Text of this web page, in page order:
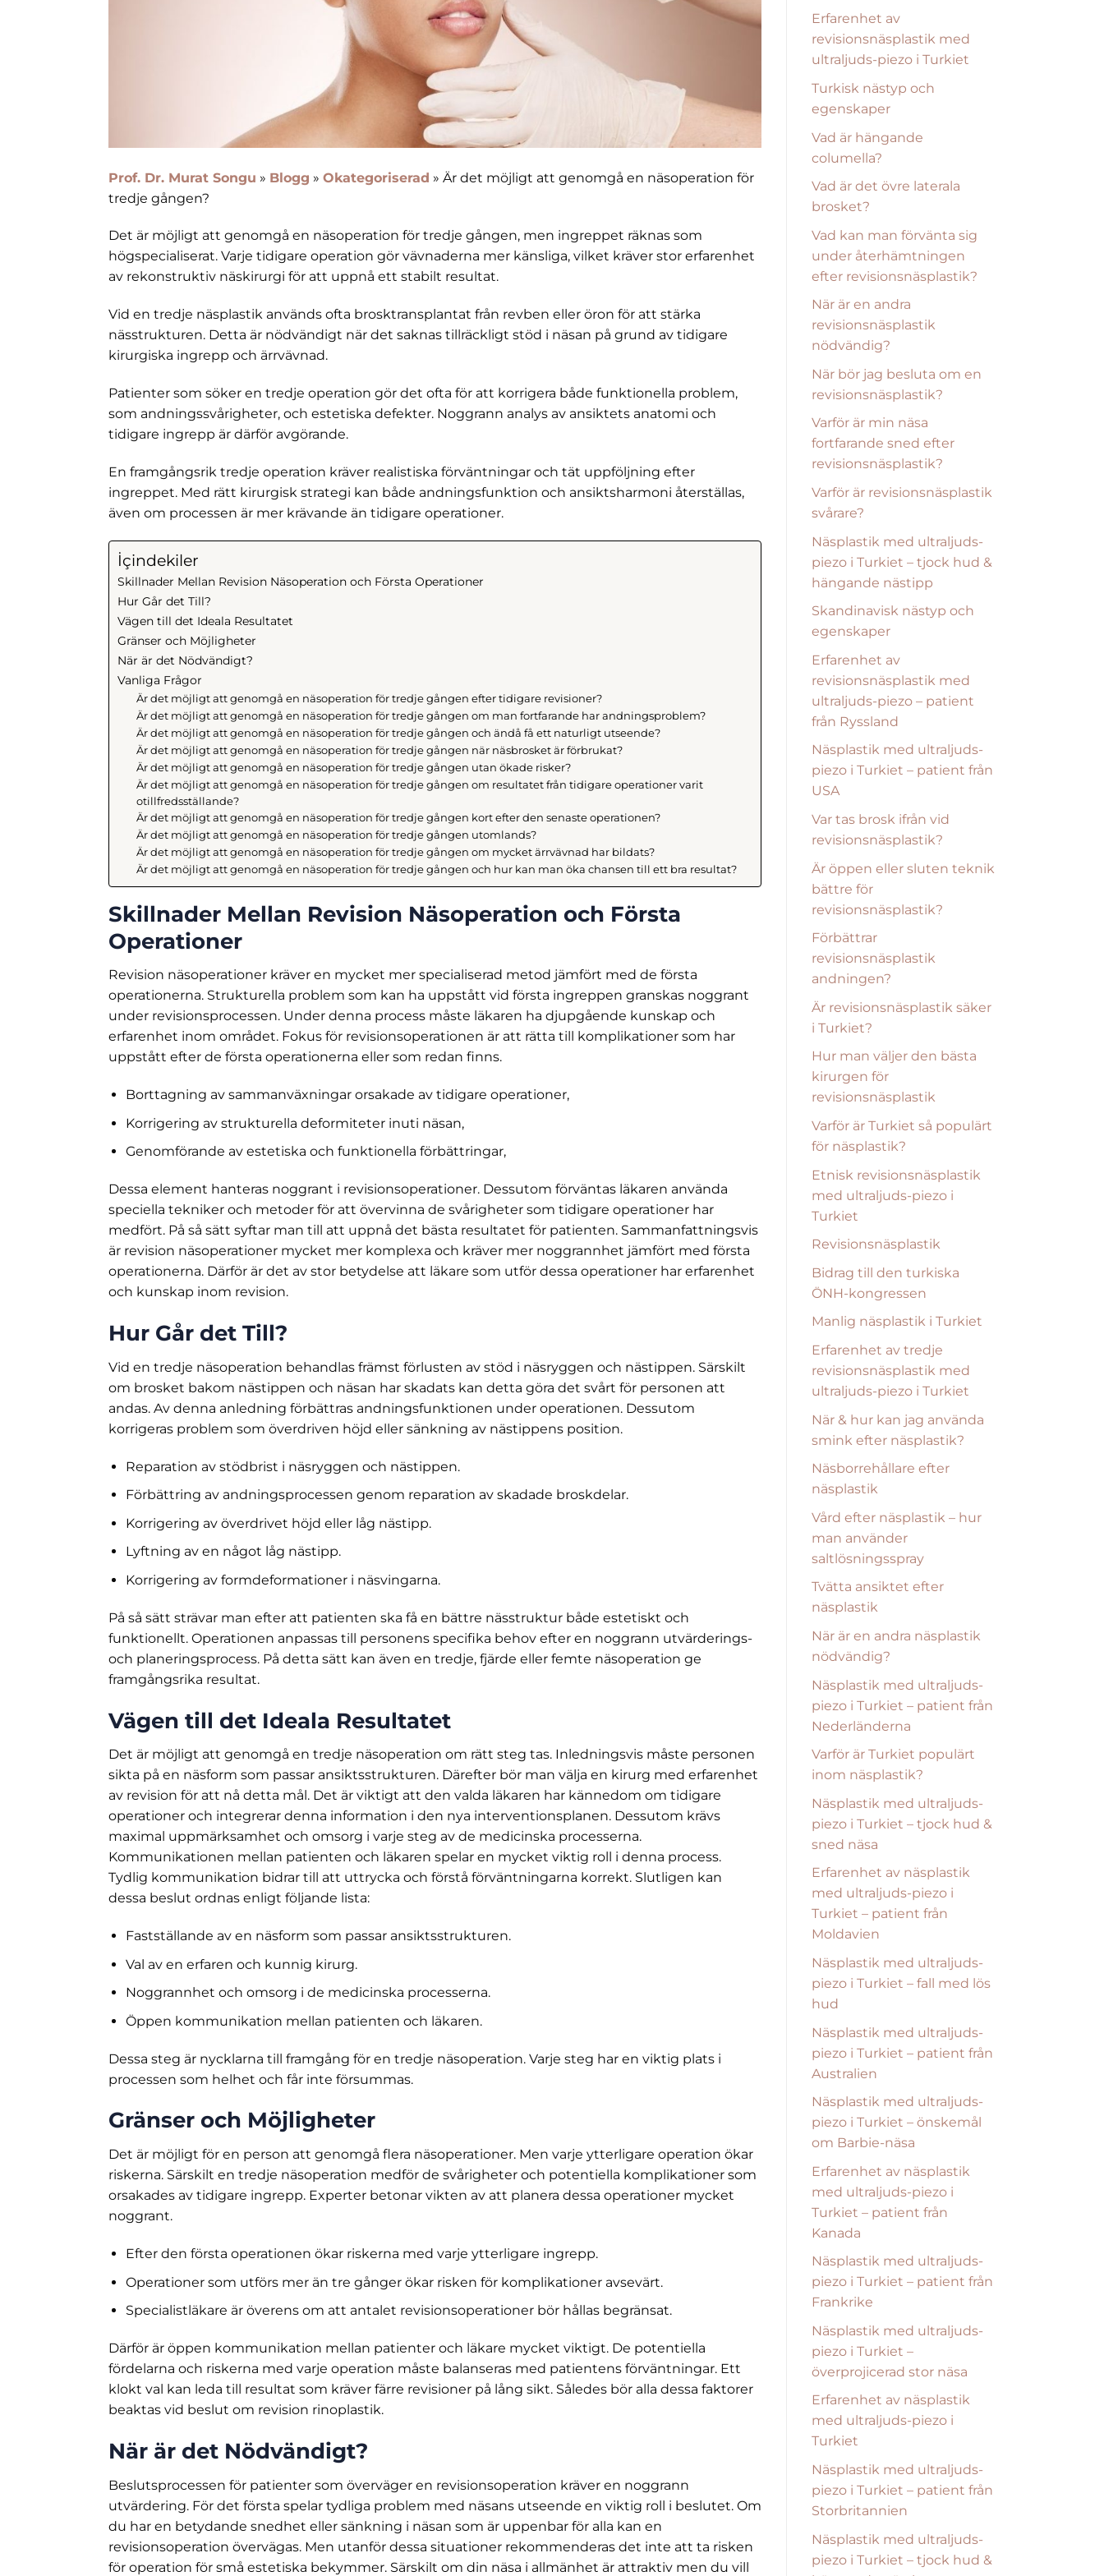
Prof. Dr. Murat Songu » Blogg » Okategoriserad » Är det möjligt att genomgå en näsoperation för
tredje gången?
Det är möjligt att genomgå en näsoperation för tredje gången, men ingreppet räknas som
högspecialiserat. Varje tidigare operation gör vävnaderna mer känsliga, vilket kräver stor erfarenhet
av rekonstruktiv näskirurgi för att uppnå ett stabilt resultat.
Vid en tredje näsplastik används ofta brosktransplantat från revben eller öron för att stärka
nässtrukturen. Detta är nödvändigt när det saknas tillräckligt stöd i näsan på grund av tidigare
kirurgiska ingrepp och ärrvävnad.
Patienter som söker en tredje operation gör det ofta för att korrigera både funktionella problem,
som andningssvårigheter, och estetiska defekter. Noggrann analys av ansiktets anatomi och
tidigare ingrepp är därför avgörande.
En framgångsrik tredje operation kräver realistiska förväntningar och tät uppföljning efter
ingreppet. Med rätt kirurgisk strategi kan både andningsfunktion och ansiktsharmoni återställas,
även om processen är mer krävande än tidigare operationer.
İçindekiler
Skillnader Mellan Revision Näsoperation och Första Operationer
Hur Går det Till?
Vägen till det Ideala Resultatet
Gränser och Möjligheter
När är det Nödvändigt?
Vanliga Frågor
Är det möjligt att genomgå en näsoperation för tredje gången efter tidigare revisioner?
Är det möjligt att genomgå en näsoperation för tredje gången om man fortfarande har andningsproblem?
Är det möjligt att genomgå en näsoperation för tredje gången och ändå få ett naturligt utseende?
Är det möjligt att genomgå en näsoperation för tredje gången när näsbrosket är förbrukat?
Är det möjligt att genomgå en näsoperation för tredje gången utan ökade risker?
Är det möjligt att genomgå en näsoperation för tredje gången om resultatet från tidigare operationer varit
otillfredsställande?
Är det möjligt att genomgå en näsoperation för tredje gången kort efter den senaste operationen?
Är det möjligt att genomgå en näsoperation för tredje gången utomlands?
Är det möjligt att genomgå en näsoperation för tredje gången om mycket ärrvävnad har bildats?
Är det möjligt att genomgå en näsoperation för tredje gången och hur kan man öka chansen till ett bra resultat?
Skillnader Mellan Revision Näsoperation och Första
Operationer
Revision näsoperationer kräver en mycket mer specialiserad metod jämfört med de första
operationerna. Strukturella problem som kan ha uppstått vid första ingreppen granskas noggrant
under revisionsprocessen. Under denna process måste läkaren ha djupgående kunskap och
erfarenhet inom området. Fokus för revisionsoperationen är att rätta till komplikationer som har
uppstått efter de första operationerna eller som redan finns.
Borttagning av sammanväxningar orsakade av tidigare operationer,
Korrigering av strukturella deformiteter inuti näsan,
Genomförande av estetiska och funktionella förbättringar,
Dessa element hanteras noggrant i revisionsoperationer. Dessutom förväntas läkaren använda
speciella tekniker och metoder för att övervinna de svårigheter som tidigare operationer har
medfört. På så sätt syftar man till att uppnå det bästa resultatet för patienten. Sammanfattningsvis
är revision näsoperationer mycket mer komplexa och kräver mer noggrannhet jämfört med första
operationerna. Därför är det av stor betydelse att läkare som utför dessa operationer har erfarenhet
och kunskap inom revision.
Hur Går det Till?
Vid en tredje näsoperation behandlas främst förlusten av stöd i näsryggen och nästippen. Särskilt
om brosket bakom nästippen och näsan har skadats kan detta göra det svårt för personen att
andas. Av denna anledning förbättras andningsfunktionen under operationen. Dessutom
korrigeras problem som överdriven höjd eller sänkning av nästippens position.
Reparation av stödbrist i näsryggen och nästippen.
Förbättring av andningsprocessen genom reparation av skadade broskdelar.
Korrigering av överdrivet höjd eller låg nästipp.
Lyftning av en något låg nästipp.
Korrigering av formdeformationer i näsvingarna.
På så sätt strävar man efter att patienten ska få en bättre nässtruktur både estetiskt och
funktionellt. Operationen anpassas till personens specifika behov efter en noggrann utvärderings-
och planeringsprocess. På detta sätt kan även en tredje, fjärde eller femte näsoperation ge
framgångsrika resultat.
Vägen till det Ideala Resultatet
Det är möjligt att genomgå en tredje näsoperation om rätt steg tas. Inledningsvis måste personen
sikta på en näsform som passar ansiktsstrukturen. Därefter bör man välja en kirurg med erfarenhet
av revision för att nå detta mål. Det är viktigt att den valda läkaren har kännedom om tidigare
operationer och integrerar denna information i den nya interventionsplanen. Dessutom krävs
maximal uppmärksamhet och omsorg i varje steg av de medicinska processerna.
Kommunikationen mellan patienten och läkaren spelar en mycket viktig roll i denna process.
Tydlig kommunikation bidrar till att uttrycka och förstå förväntningarna korrekt. Slutligen kan
dessa beslut ordnas enligt följande lista:
Fastställande av en näsform som passar ansiktsstrukturen.
Val av en erfaren och kunnig kirurg.
Noggrannhet och omsorg i de medicinska processerna.
Öppen kommunikation mellan patienten och läkaren.
Dessa steg är nycklarna till framgång för en tredje näsoperation. Varje steg har en viktig plats i
processen som helhet och får inte försummas.
Gränser och Möjligheter
Det är möjligt för en person att genomgå flera näsoperationer. Men varje ytterligare operation ökar
riskerna. Särskilt en tredje näsoperation medför de svårigheter och potentiella komplikationer som
orsakades av tidigare ingrepp. Experter betonar vikten av att planera dessa operationer mycket
noggrant.
Efter den första operationen ökar riskerna med varje ytterligare ingrepp.
Operationer som utförs mer än tre gånger ökar risken för komplikationer avsevärt.
Specialistläkare är överens om att antalet revisionsoperationer bör hållas begränsat.
Därför är öppen kommunikation mellan patienter och läkare mycket viktigt. De potentiella
fördelarna och riskerna med varje operation måste balanseras med patientens förväntningar. Ett
klokt val kan leda till resultat som kräver färre revisioner på lång sikt. Således bör alla dessa faktorer
beaktas vid beslut om revision rinoplastik.
När är det Nödvändigt?
Beslutsprocessen för patienter som överväger en revisionsoperation kräver en noggrann
utvärdering. För det första spelar tydliga problem med näsans utseende en viktig roll i beslutet. Om
du har en betydande snedhet eller sänkning i näsan som är uppenbar för alla kan en
revisionsoperation övervägas. Men utanför dessa situationer rekommenderas det inte att ta risken
för operation för små estetiska bekymmer. Särskilt om din näsa i allmänhet är attraktiv men du vill
Erfarenhet av
revisionsnäsplastik med
ultraljuds-piezo i Turkiet
Turkisk nästyp och
egenskaper
Vad är hängande
columella?
Vad är det övre laterala
brosket?
Vad kan man förvänta sig
under återhämtningen
efter revisionsnäsplastik?
När är en andra
revisionsnäsplastik
nödvändig?
När bör jag besluta om en
revisionsnäsplastik?
Varför är min näsa
fortfarande sned efter
revisionsnäsplastik?
Varför är revisionsnäsplastik
svårare?
Näsplastik med ultraljuds-
piezo i Turkiet – tjock hud &
hängande nästipp
Skandinavisk nästyp och
egenskaper
Erfarenhet av
revisionsnäsplastik med
ultraljuds-piezo – patient
från Ryssland
Näsplastik med ultraljuds-
piezo i Turkiet – patient från
USA
Var tas brosk ifrån vid
revisionsnäsplastik?
Är öppen eller sluten teknik
bättre för
revisionsnäsplastik?
Förbättrar
revisionsnäsplastik
andningen?
Är revisionsnäsplastik säker
i Turkiet?
Hur man väljer den bästa
kirurgen för
revisionsnäsplastik
Varför är Turkiet så populärt
för näsplastik?
Etnisk revisionsnäsplastik
med ultraljuds-piezo i
Turkiet
Revisionsnäsplastik
Bidrag till den turkiska
ÖNH-kongressen
Manlig näsplastik i Turkiet
Erfarenhet av tredje
revisionsnäsplastik med
ultraljuds-piezo i Turkiet
När & hur kan jag använda
smink efter näsplastik?
Näsborrehållare efter
näsplastik
Vård efter näsplastik – hur
man använder
saltlösningsspray
Tvätta ansiktet efter
näsplastik
När är en andra näsplastik
nödvändig?
Näsplastik med ultraljuds-
piezo i Turkiet – patient från
Nederländerna
Varför är Turkiet populärt
inom näsplastik?
Näsplastik med ultraljuds-
piezo i Turkiet – tjock hud &
sned näsa
Erfarenhet av näsplastik
med ultraljuds-piezo i
Turkiet – patient från
Moldavien
Näsplastik med ultraljuds-
piezo i Turkiet – fall med lös
hud
Näsplastik med ultraljuds-
piezo i Turkiet – patient från
Australien
Näsplastik med ultraljuds-
piezo i Turkiet – önskemål
om Barbie-näsa
Erfarenhet av näsplastik
med ultraljuds-piezo i
Turkiet – patient från
Kanada
Näsplastik med ultraljuds-
piezo i Turkiet – patient från
Frankrike
Näsplastik med ultraljuds-
piezo i Turkiet –
överprojicerad stor näsa
Erfarenhet av näsplastik
med ultraljuds-piezo i
Turkiet
Näsplastik med ultraljuds-
piezo i Turkiet – patient från
Storbritannien
Näsplastik med ultraljuds-
piezo i Turkiet – tjock hud &